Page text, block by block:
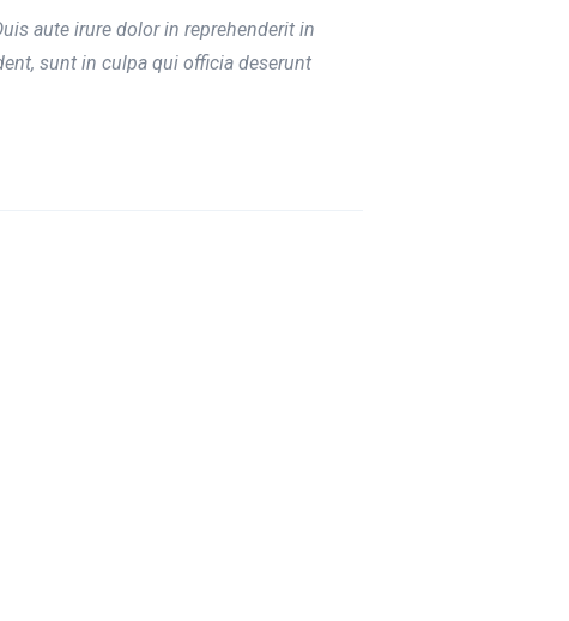
aute irure dolor in reprehenderit in
sunt in culpa qui officia deserunt